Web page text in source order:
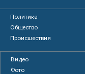
Политика
Общество
Происшествия
Видео
Фото